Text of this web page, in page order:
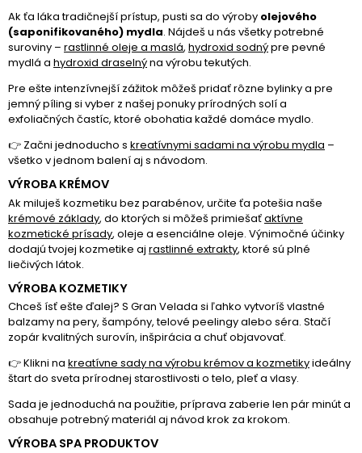
Ak ťa láka tradičnejší prístup, pusti sa do výroby olejového
(saponifikovaného) mydla. Nájdeš u nás všetky potrebné
suroviny – rastlinné oleje a maslá, hydroxid sodnýpre pevné
mydlá a hydroxid draselnýna výrobu tekutých.
Pre ešte intenzívnejší zážitok môžeš pridať rôzne bylinkya pre
jemný píling si vyber z našej ponukyprírodných solí a
exfoliačných častíc, ktoré obohatia každé domáce mydlo.
👉 Začni jednoducho s kreatívnymi sadami na výrobu mydla –
všetko v jednom balení aj s návodom.
VÝROBA KRÉMOV
Ak miluješ kozmetiku bez parabénov, určite ťa potešia naše
krémové základy, do ktorých si môžeš primiešaťaktívne
kozmetické prísady, oleje a esenciálne oleje. Výnimočné účinky
dodajú tvojej kozmetike aj rastlinné extrakty, ktoré sú plné
liečivých látok.
VÝROBA KOZMETIKY
Chceš ísť ešte ďalej? S Gran Velada si ľahko vytvoríš vlastné
balzamy na pery, šampóny, telové peelingy alebo séra. Stačí
zopár kvalitných surovín, inšpirácia a chuť objavovať.
👉 Klikni na kreatívne sady na výrobu krémova kozmetikyideálny
štart do sveta prírodnej starostlivosti o telo, pleť a vlasy.
Sada je jednoduchá na použitie, príprava zaberie len pár minút a
obsahuje potrebný materiál aj návod krok za krokom.
VÝROBA SPA PRODUKTOV